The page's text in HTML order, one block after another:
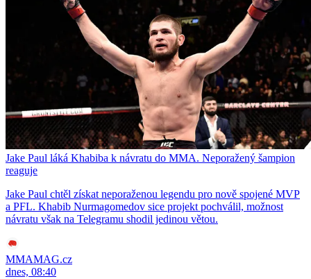
Jake Paul láká Khabiba k návratu do MMA. Neporažený šampion
reaguje
Jake Paul chtěl získat neporaženou legendu pro nově spojené MVP
a PFL. Khabib Nurmagomedov sice projekt pochválil, možnost
návratu však na Telegramu shodil jedinou větou.
MMAMAG.cz
dnes, 08:40